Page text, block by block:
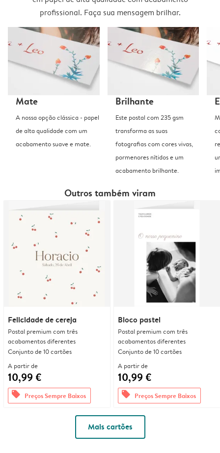
profissional. Faça sua mensagem brilhar.
Mate
A nossa opção clássica - papel
de alta qualidade com um
acabamento suave e mate.
Brilhante
Este postal com 235 gsm
transforma as suas
fotografias com cores vivas,
pormenores nítidos e um
acabamento brilhante.
Outros também viram
Felicidade de cereja
Postal premium com três
acabamentos diferentes
Conjunto de 10 cartões
A partir de
10,99 €
offers Preços Sempre Baixos
Bloco pastel
Postal premium com três
acabamentos diferentes
Conjunto de 10 cartões
A partir de
10,99 €
offers Preços Sempre Baixos
Mais cartões